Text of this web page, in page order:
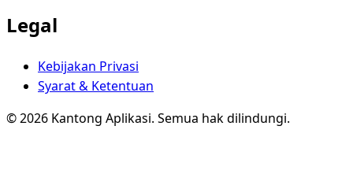
Legal
Kebijakan Privasi
Syarat & Ketentuan
© 2026 Kantong Aplikasi. Semua hak dilindungi.